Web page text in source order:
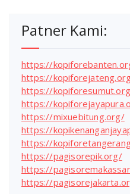
Patner Kami:
https://
https://
https://
https://
https://mixuebitung.org/
https://
https://
https://pagisorepik.org/
https://
https://